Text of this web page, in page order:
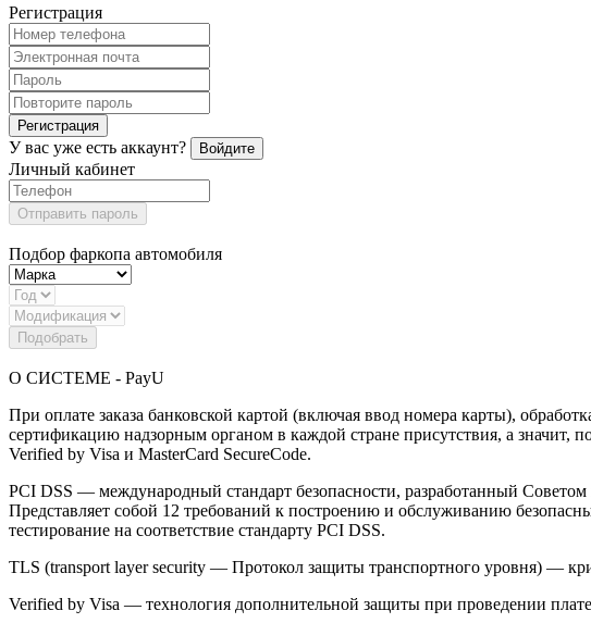
Регистрация
Регистрация
У вас уже есть аккаунт? Войдите
Личный кабинет
Отправить пароль
Подбор фаркопа автомобиля
Подобрать
О СИСТЕМЕ - PayU
При оплате заказа банковской картой (включая ввод номера карты),
сертификацию надзорным органом в каждой стране присутствия, а значит,
Verified by Visa и MasterCard SecureCode.
PCI DSS — международный стандарт безопасности, разработанный
Представляет собой 12 требований к построению и обслуживанию
тестирование на соответствие стандарту PCI DSS.
TLS (transport layer security — Протокол защиты транспортного уровня) —
Verified by Visa — технология дополнительной защиты при проведении